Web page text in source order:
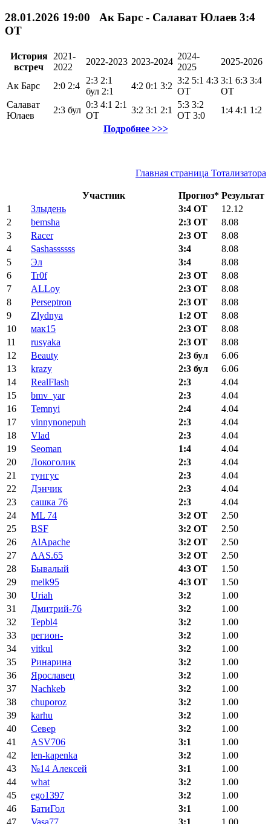
28.01.2026 19:00 Ак Барс - Салават Юлаев 3:4
ОТ
История
встреч
2021-
2022
2022-2023 2023-2024
2024-
2025
2025-2026
Ак Барс 2:0 2:4
2:3 2:1
бул 2:1
4:2 0:1 3:2
3:2 5:1 4:3
ОТ
3:1 6:3 3:4
ОТ
Салават
Юлаев
2:3 бул
0:3 4:1 2:1
ОТ
3:2 3:1 2:1
5:3 3:2
ОТ 3:0
1:4 4:1 1:2
Подробнее >>>
Главная страница Тотализатора
Участник Прогноз* Результат
1
Злыдень 3:4 ОТ
12.12
2
bemsha 2:3 ОТ
8.08
3
Racer 2:3 ОТ
8.08
4
Sashassssss 3:4
8.08
5
Эл 3:4
8.08
6
Tr0f 2:3 ОТ
8.08
7
ALLoy 2:3 ОТ
8.08
8
Perseptron 2:3 ОТ
8.08
9
Zlydnya 1:2 ОТ
8.08
10
мак15 2:3 ОТ
8.08
11
rusyaka 2:3 ОТ
8.08
12
Beauty 2:3 бул
6.06
13
krazy 2:3 бул
6.06
14
RealFlash 2:3
4.04
15
bmv_yar 2:3
4.04
16
Temnyi 2:4
4.04
17
vinnynonepuh 2:3
4.04
18
Vlad 2:3
4.04
19
Seoman 1:4
4.04
20
Локоголик 2:3
4.04
21
тунгус 2:3
4.04
22
Дэнчик 2:3
4.04
23
сашка 76 2:3
4.04
24
ML 74 3:2 ОТ
2.50
25
BSF 3:2 ОТ
2.50
26
AlApache 3:2 ОТ
2.50
27
AAS.65 3:2 ОТ
2.50
28
Бывалый 4:3 ОТ
1.50
29
melk95 4:3 ОТ
1.50
30
Uriah 3:2
1.00
31
Дмитрий-76 3:2
1.00
32
Tepbl4 3:2
1.00
33
регион- 3:2
1.00
34
vitkul 3:2
1.00
35
Ринарина 3:2
1.00
36
Ярославец 3:2
1.00
37
Nachkeb 3:2
1.00
38
chuporoz 3:2
1.00
39
karhu 3:2
1.00
40
Север 3:2
1.00
41
ASV706 3:1
1.00
42
len-kapenka 3:2
1.00
43
№14 Алексей 3:1
1.00
44
what 3:2
1.00
45
ego1397 3:2
1.00
46
БатиГол 3:1
1.00